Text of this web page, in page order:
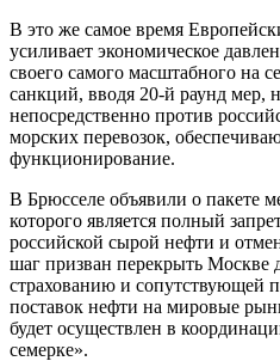
В это же самое время
усиливает экономическое
своего самого масштабного на
санкций, вводя 20-й раунд мер,
непосредственно против
морских перевозок,
функционирование.
В Брюсселе объявили о пакете
которого является полный
российской сырой нефти и
шаг призван перекрыть Москве
страхованию и сопутствующей
поставок нефти на мировые
будет осуществлен в
семерке».